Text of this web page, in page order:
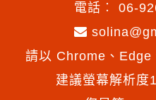
電話︰ 06-
請以 Chrome、
建議螢幕解析度